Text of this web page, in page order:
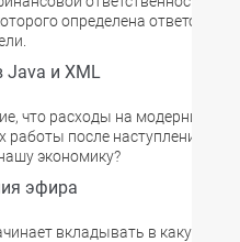
определена
и XML
что расходы на
работы после наступления
экономику?
эфира
вкладывать в какую-то